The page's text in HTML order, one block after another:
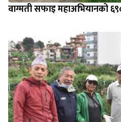
वाग्मती सफाइ महाअभियानको